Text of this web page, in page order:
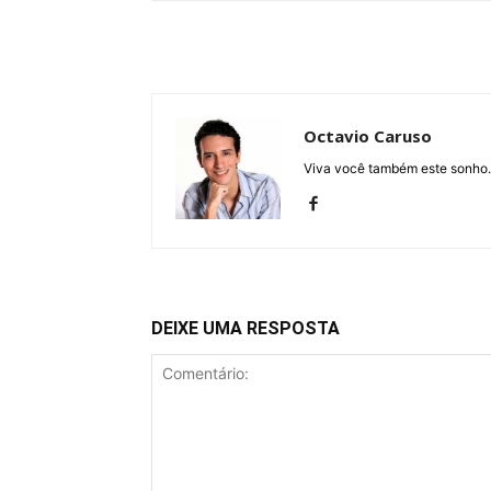
Octavio Caruso
Viva você também este
DEIXE UMA RESPOSTA